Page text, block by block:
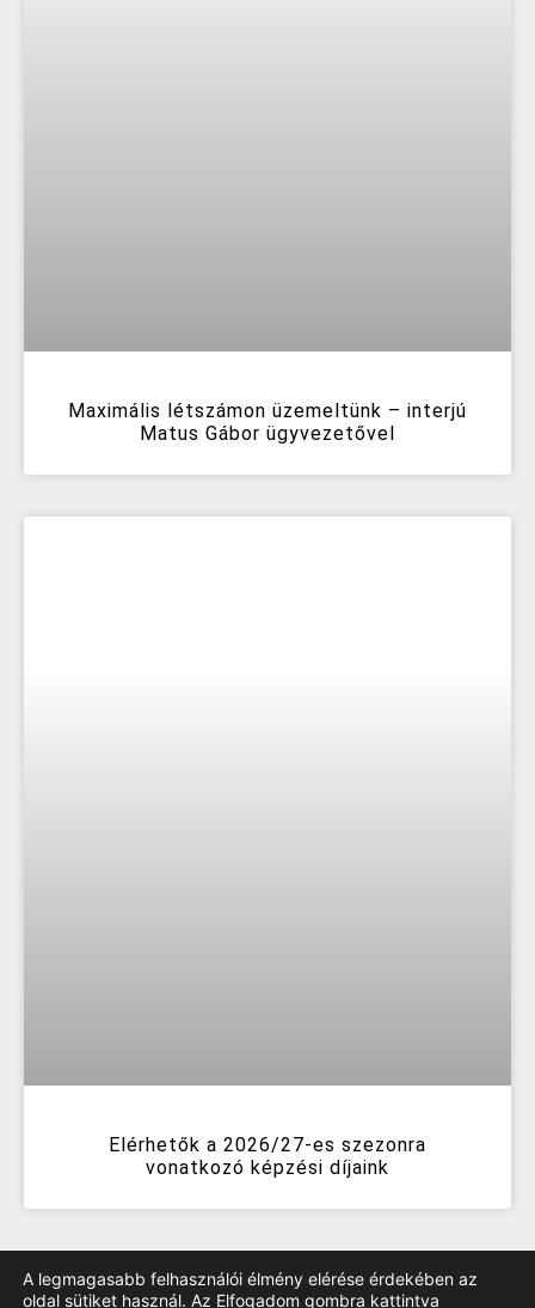
Maximális létszámon üzemeltünk – interjú
Matus Gábor ügyvezetővel
Elérhetők a 2026/27-es szezonra
vonatkozó képzési díjaink
A legmagasabb felhasználói élmény elérése érdekében az
oldal sütiket használ. Az Elfogadom gombra kattintva